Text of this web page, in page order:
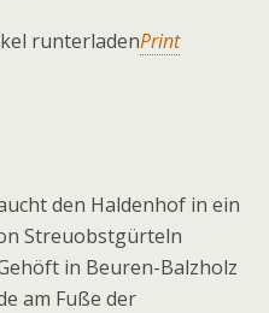
Print
den Haldenhof in ein
Streuobstgürteln
in Beu­ren-Balzholz
am Fuße der